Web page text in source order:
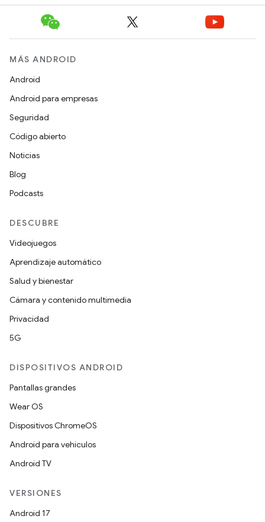
MÁS ANDROID
Android
Android para empresas
Seguridad
Código abierto
Noticias
Blog
Podcasts
DESCUBRE
Videojuegos
Aprendizaje automático
Salud y bienestar
Cámara y contenido multimedia
Privacidad
5G
DISPOSITIVOS ANDROID
Pantallas grandes
Wear OS
Dispositivos ChromeOS
Android para vehículos
Android TV
VERSIONES
Android 17